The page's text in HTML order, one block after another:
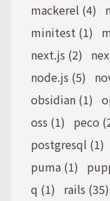
mackerel (4)
minitest (1)
next.js (2)
node.js (5)
obsidian (1)
oss (1)
peco
postgresql (1)
puma (1)
q (1)
rails (35)